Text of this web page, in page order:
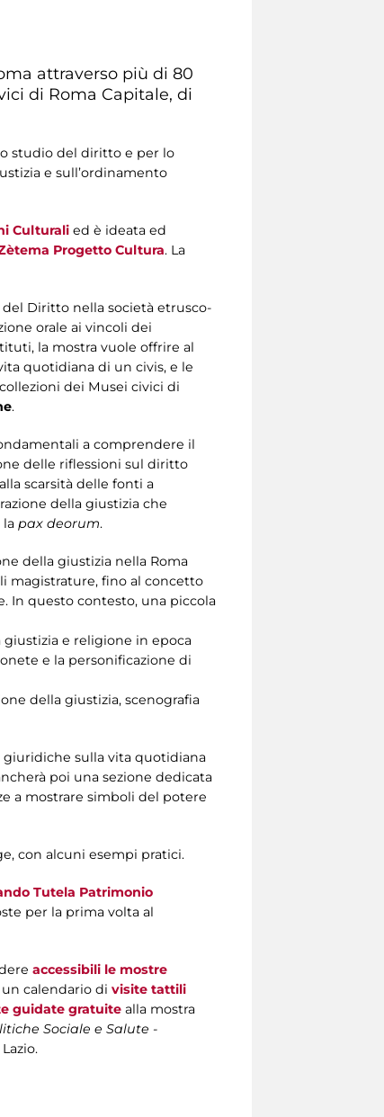
attraverso più di 80
di Roma Capitale, di
studio del diritto e per lo
e sull’ordinamento
Culturali ed è ideata ed
Progetto Cultura. La
Diritto nella società etrusco-
orale ai vincoli dei
la mostra vuole offrire al
quotidiana di un civis, e le
dei Musei civici di
.
a comprendere il
delle riflessioni sul diritto
scarsità delle fonti a
della giustizia che
la pax deorum.
della giustizia nella Roma
magistrature, fino al concetto
In questo contesto, una piccola
e religione in epoca
e la personificazione di
della giustizia, scenografia
giuridiche sulla vita quotidiana
poi una sezione dedicata
a mostrare simboli del potere
con alcuni esempi pratici.
Tutela Patrimonio
per la prima volta al
accessibili le mostre
calendario di visite tattili
guidate gratuite alla mostra
Sociale e Salute -